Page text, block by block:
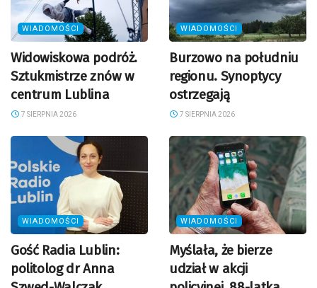
WIADOMOŚCI
Widowiskowa podróż.
Sztukmistrze znów w
centrum Lublina
7 SIERPNIA 2026
WIADOMOŚCI
Burzowo na południu
regionu. Synoptycy
ostrzegają
7 SIERPNIA 2026
WIADOMOŚCI
Gość Radia Lublin:
politolog dr Anna
WIADOMOŚCI
Myślała, że bierze
udział w akcji